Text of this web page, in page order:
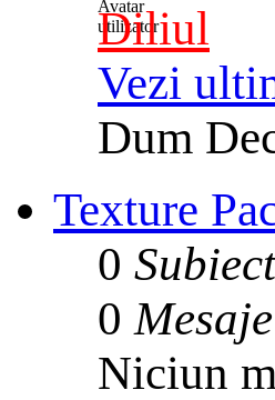
Diliul
Vezi
Dum
Texture
0
0 Mesaje
Niciun